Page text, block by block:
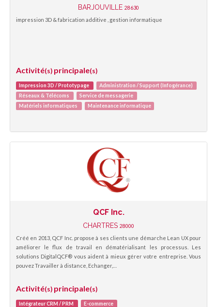
BARJOUVILLE 28630
impression 3D & fabrication additive , gestion informatique
Activité(s) principale(s)
Impression 3D / Prototypage
Administration / Support (Infogérance)
Réseaux & Télécoms
Service de messagerie
Matériels informatiques
Maintenance informatique
QCF Inc.
CHARTRES 28000
Créé en 2013, QCF Inc. propose à ses clients une démarche Lean UX pour
améliorer le flux de travail en dématérialisant les processus. Les
solutions DigitalQCF® vous aident à mieux gérer votre entreprise. Vous
pouvez Travailler à distance, Echanger,…
Activité(s) principale(s)
Intégrateur CRM / PRM
E-commerce